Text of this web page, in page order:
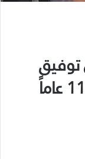
توفيق
اغبارية من جنين بعد قضاء 11 عاماً